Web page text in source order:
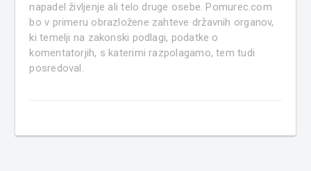
napadel življenje ali telo druge osebe. Pomurec.com
bo v primeru obrazložene zahteve državnih organov,
ki temelji na zakonski podlagi, podatke o
komentatorjih, s katerimi razpolagamo, tem tudi
posredoval.